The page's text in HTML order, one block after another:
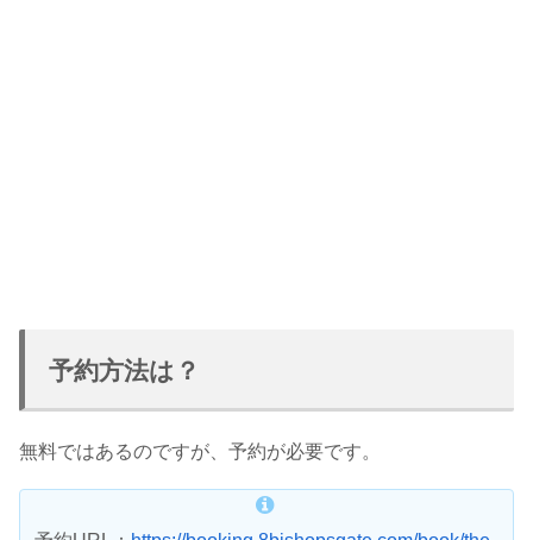
予約方法は？
無料ではあるのですが、予約が必要です。